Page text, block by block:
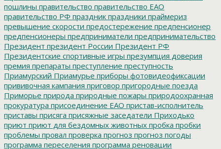
пошлины правительство правительство ЕАО
правительство РФ праздник праздники праймериз
превышение скорости предостережение предпенсионер
предпенсионеры предприниматели предпринимательство
Президент президент России Президент РФ
Президентские спортивные игры презумпция доверия
премия препараты преступление преступность
Приамурский Приамурье приборы фотовидеофиксации
прививочная кампания приговор пригородные поезда
Приморье природа природные пожары природоохранная
прокуратура присоединение ЕАО пристав-исполнитель
приставы присяга присяжные заседатели Приходько
приют приют для бездомных животных пробка пробки
проблемы провал проверка прогноз прогноз погоды
программа переселения программа реновации